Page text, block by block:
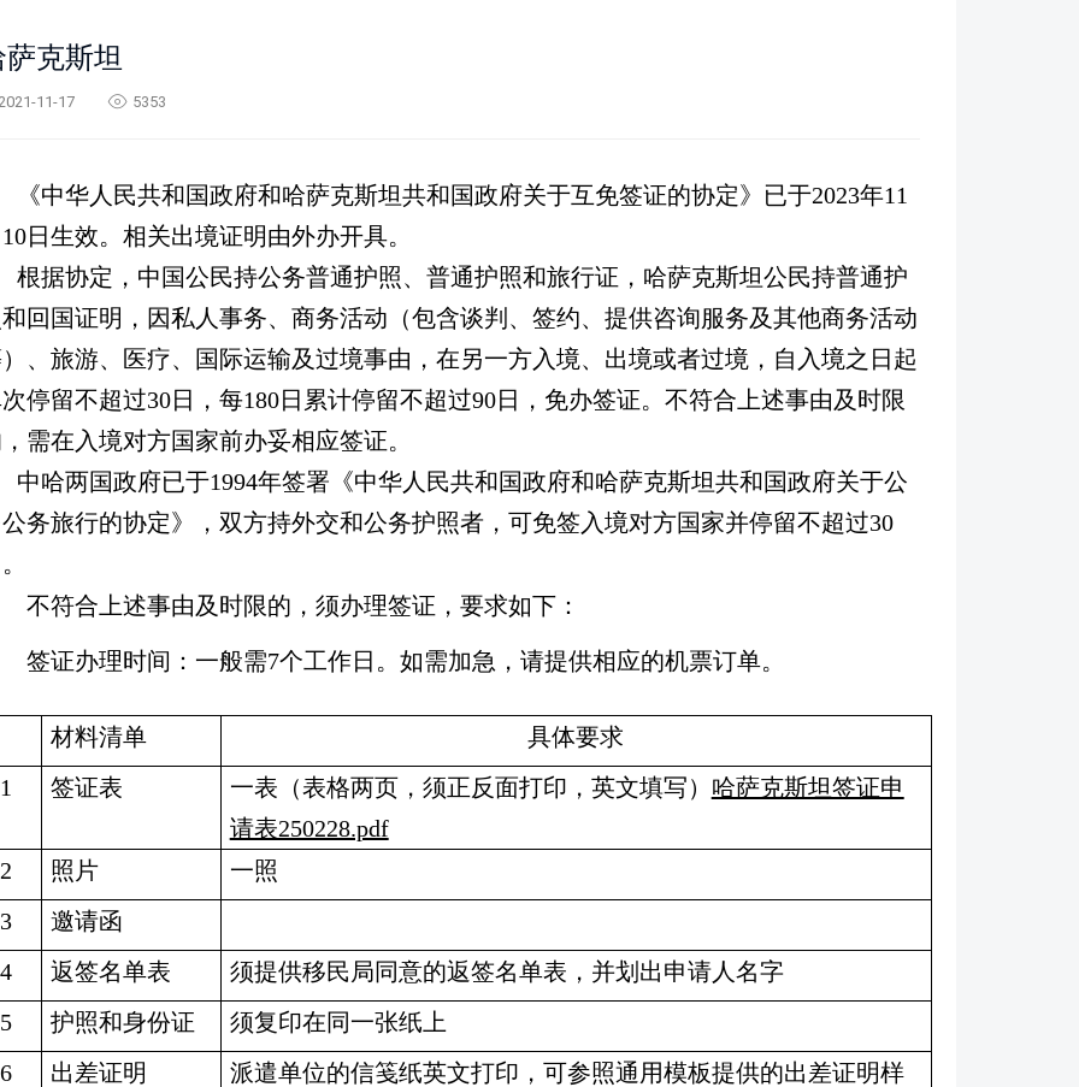
克斯坦
11-17 5353
《中华人民共和国政府和哈萨克斯坦共和国政府关于互免签证的协定》已于2023年11
10日生效。相关出境证明由外办开具。
根据协定，中国公民持公务普通护照、普通护照和旅行证，哈萨克斯坦公民持普通护
回国证明，因私人事务、商务活动（包含谈判、签约、提供咨询服务及其他商务活动
、旅游、医疗、国际运输及过境事由，在另一方入境、出境或者过境，自入境之日起
停留不超过30日，每180日累计停留不超过90日，免办签证。不符合上述事由及时限
需在入境对方国家前办妥相应签证。
中哈两国政府已于1994年签署《中华人民共和国政府和哈萨克斯坦共和国政府关于公
务旅行的协定》，双方持外交和公务护照者，可免签入境对方国家并停留不超过30
不符合上述事由及时限的，须办理签证，要求如下：
签证办理时间：一般需7个工作日。如需加急，请提供相应的机票订单。
材料清单
具体要求
1
签证表 一表（表格两页，须正反面打印，英文填写） 哈萨克斯坦签证申
请表250228.pdf
2
照片
一照
3
邀请函
4
返签名单表
须提供移民局同意的返签名单表，并划出申请人名字
5
护照和身份证
须复印在同一张纸上
6
出差证明
派遣单位的信笺纸英文打印，可参照通用模板提供的出差证明样